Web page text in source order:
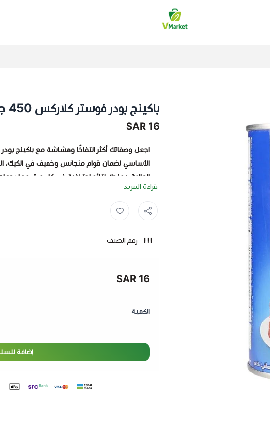
فيلج ماركت | VMarket
باكينج بودر فوستر كلاركس 450 جرام
16 SAR
اجعل وصفاتك أكثر انتفاخًا وهشاشة مع باكينج بودر
الأساسي لضمان قوام متجانس وخفيف في الكيك،
العالية، يمنحك نتائج احترافية في كل مرة، مما يجعله
المنزلي.
رفع مثالي للمخبوزات
حجم اقتصادي 450 جرام
- خيارك
قراءة المزيد
رقم الصنف
الكمية
16 SAR
إضافة